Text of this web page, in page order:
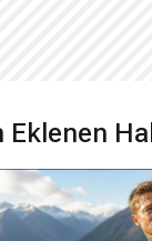
Eklenen